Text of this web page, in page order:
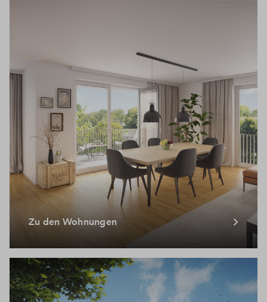
Zu den Wohnungen